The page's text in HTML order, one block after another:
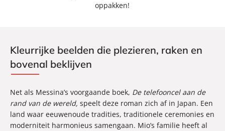
oppakken!
Kleurrijke beelden die plezieren, raken en
bovenal beklijven
Net als Messina’s voorgaande boek, De telefooncel aan de
rand van de wereld, speelt deze roman zich af in Japan. Een
land waar eeuwenoude tradities, traditionele ceremonies en
moderniteit harmonieus samengaan. Mio’s familie heeft al